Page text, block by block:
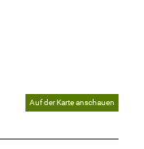
Auf der Karte anschauen